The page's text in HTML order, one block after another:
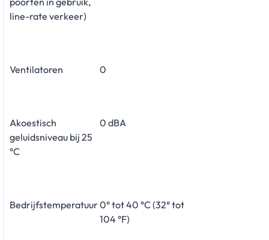
line-rate verkeer)
Ventilatoren 0
Akoestisch
geluidsniveau bij 25
°C
0 dBA
Bedrijfstemperatuur0° tot 40 °C (32° tot
104 °F)